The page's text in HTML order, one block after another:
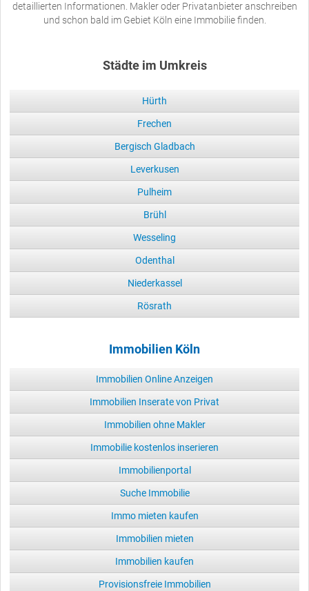
detaillierten Informationen. Makler oder Privatanbieter anschreiben
und schon bald im Gebiet Köln eine Immobilie finden.
Städte im Umkreis
Hürth
Frechen
Bergisch Gladbach
Leverkusen
Pulheim
Brühl
Wesseling
Odenthal
Niederkassel
Rösrath
Immobilien Köln
Immobilien Online Anzeigen
Immobilien Inserate von Privat
Immobilien ohne Makler
Immobilie kostenlos inserieren
Immobilienportal
Suche Immobilie
Immo mieten kaufen
Immobilien mieten
Immobilien kaufen
Provisionsfreie Immobilien